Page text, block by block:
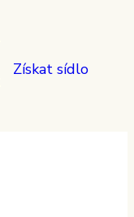
Získat sídlo